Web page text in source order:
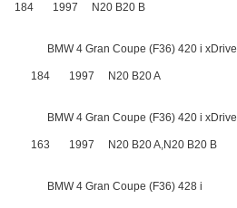
184 1997 N20 B20 B
BMW 4 Gran Coupe (F36) 420 i xDrive
184 1997 N20 B20 A
BMW 4 Gran Coupe (F36) 420 i xDrive
163 1997 N20 B20 A,N20 B20 B
BMW 4 Gran Coupe (F36) 428 i